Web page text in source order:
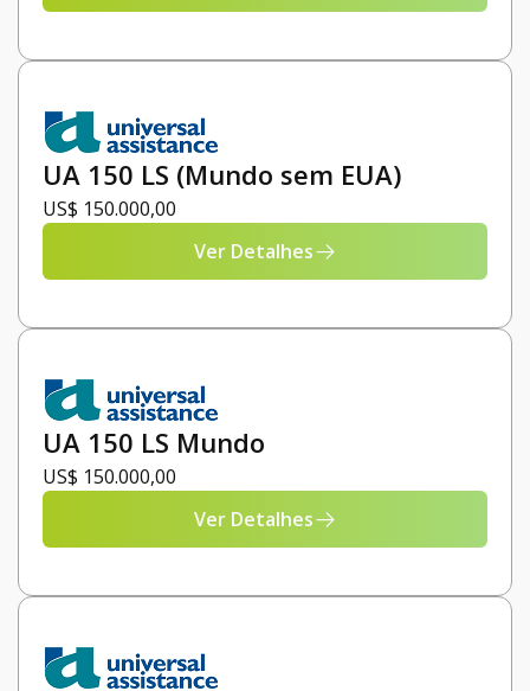
UA 150 LS (Mundo sem EUA)
US$ 150.000,00
Ver Detalhes
UA 150 LS Mundo
US$ 150.000,00
Ver Detalhes